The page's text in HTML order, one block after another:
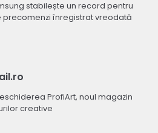
stabilește un record pentru
înregistrat vreodată
ProfiArt, noul magazin
creative